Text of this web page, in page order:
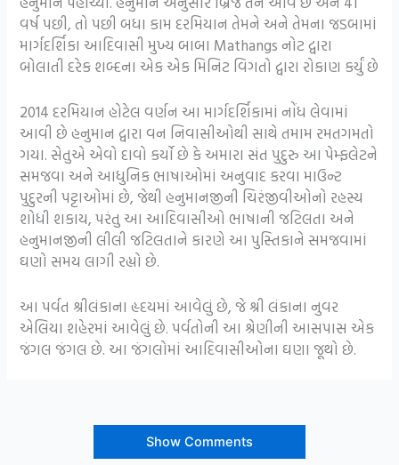
વર્ષ પછી, તો પછી બધા કામ દરમિયાન તેમને અને તેમના જડબામાં
માર્ગદર્શિકા આદિવાસી મુખ્ય બાબા Mathangs નોટ દ્વારા
બોલાતી દરેક શબ્દના એક એક મિનિટ વિગતો દ્વારા રોકાણ કર્યું છે
2014 દરમિયાન હોટેલ વર્ણન આ માર્ગદર્શિકામાં નોંધ લેવામાં
આવી છે હનુમાન દ્વારા વન નિવાસીઓથી સાથે તમામ રમતગમતો
ગયા. સેતુએ એવો દાવો કર્યો છે કે અમારા સંત પુદુરુ આ પેમ્ફલેટને
સમજવા અને આધુનિક ભાષાઓમાં અનુવાદ કરવા માઉન્ટ
પુદુરની પટ્ટાઓમાં છે, જેથી હનુમાનજીની ચિરંજીવીઓનો રહસ્ય
શોધી શકાય, પરંતુ આ આદિવાસીઓ ભાષાની જટિલતા અને
હનુમાનજીની લીલી જટિલતાને કારણે આ પુસ્તિકાને સમજવામાં
ઘણો સમય લાગી રહ્યો છે.
આ પર્વત શ્રીલંકાના હૃદયમાં આવેલું છે, જે શ્રી લંકાના નુવર
એલિયા શહેરમાં આવેલું છે. પર્વતોની આ શ્રેણીની આસપાસ એક
જંગલ જંગલ છે. આ જંગલોમાં આદિવાસીઓના ઘણા જૂથો છે.
Show Comments